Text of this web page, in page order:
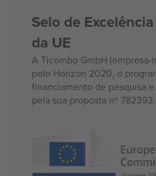
Selo de
da UE
A Ticombo GmbH
pelo Horizon 2020, o
financiamento de pesquisa
pela sua proposta nº 782393.